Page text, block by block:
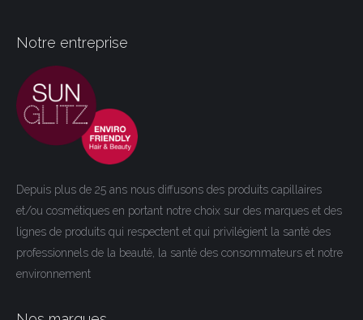
Notre entreprise
Depuis plus de 25 ans nous diffusons des produits capillaires
et/ou cosmétiques en portant notre choix sur des marques et des
lignes de produits qui respectent et qui privilégient la santé des
professionnels de la beauté, la santé des consommateurs et notre
environnement